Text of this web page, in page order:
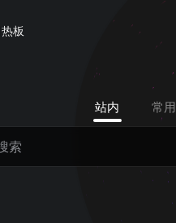
板
站内 常用